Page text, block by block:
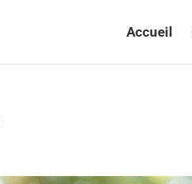
Accueil